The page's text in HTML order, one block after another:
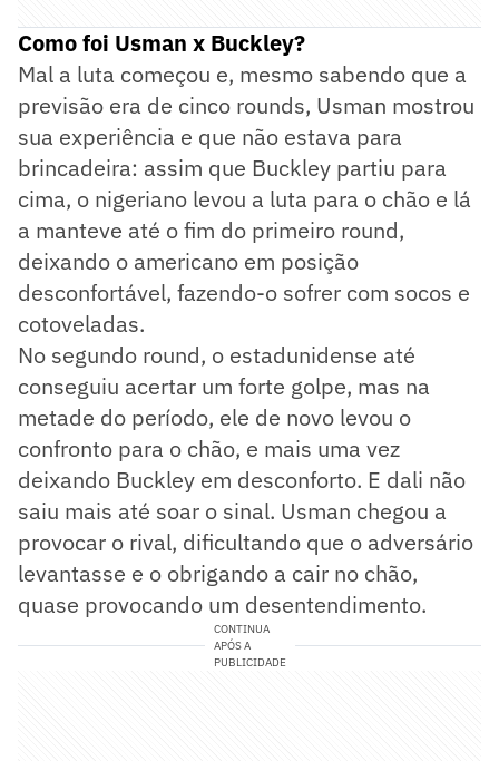
Como foi Usman x Buckley?
Mal a luta começou e, mesmo sabendo que a
previsão era de cinco rounds, Usman mostrou
sua experiência e que não estava para
brincadeira: assim que Buckley partiu para
cima, o nigeriano levou a luta para o chão e lá
a manteve até o fim do primeiro round,
deixando o americano em posição
desconfortável, fazendo-o sofrer com socos e
cotoveladas.
No segundo round, o estadunidense até
conseguiu acertar um forte golpe, mas na
metade do período, ele de novo levou o
confronto para o chão, e mais uma vez
deixando Buckley em desconforto. E dali não
saiu mais até soar o sinal. Usman chegou a
provocar o rival, dificultando que o adversário
levantasse e o obrigando a cair no chão,
quase provocando um desentendimento.
CONTINUA
APÓS A
PUBLICIDADE